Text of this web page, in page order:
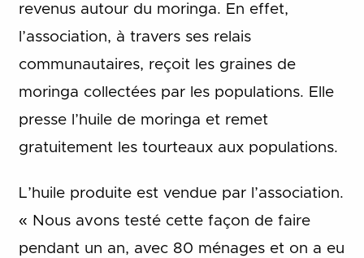
revenus autour du moringa. En effet,
l’association, à travers ses relais
communautaires, reçoit les graines de
moringa collectées par les populations. Elle
presse l’huile de moringa et remet
gratuitement les tourteaux aux populations.
L’huile produite est vendue par l’association.
« Nous avons testé cette façon de faire
pendant un an, avec 80 ménages et on a eu